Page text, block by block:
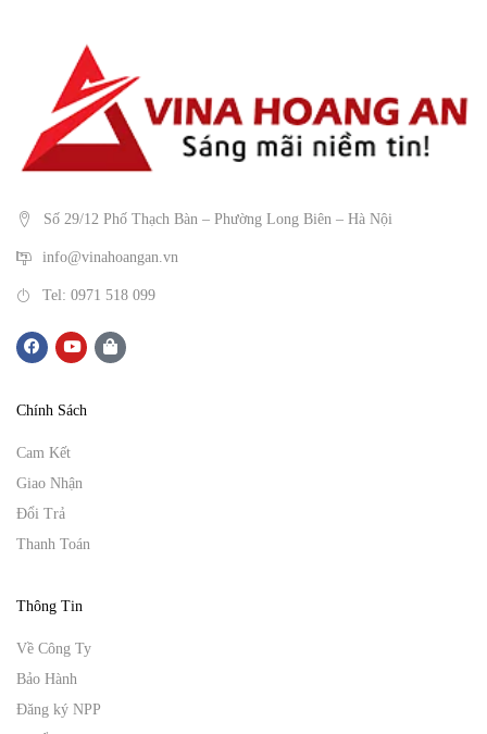
Số 29/12 Phố Thạch Bàn – Phường Long Biên – Hà Nội
info@vinahoangan.vn
Tel: 0971 518 099
Chính Sách
Cam Kết
Giao Nhận
Đổi Trả
Thanh Toán
Thông Tin
Về Công Ty
Bảo Hành
Đăng ký NPP